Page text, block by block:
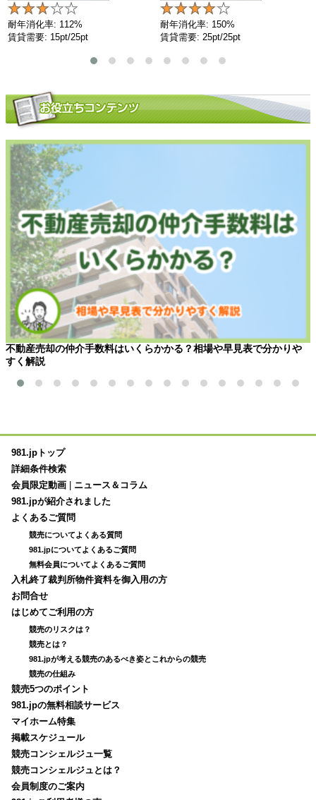
耐年消化率: 112%
賃貸需要: 15pt/25pt
耐年消化率: 150%
賃貸需要: 25pt/25pt
不動産売却の仲介手数料はいくらかかる？相場や早見表で分かりや
すく解説
981.jpトップ
詳細条件検索
会員限定動画
ニュース＆コラム
981.jpが紹介されました
よくあるご質問
競売についてよくある質問
981.jpについてよくあるご質問
無料会員についてよくあるご質問
入札終了裁判所物件資料を御入用の方
お問合せ
はじめてご利用の方
競売のリスクは？
競売とは？
981.jpが考える競売のあるべき姿とこれからの競売
競売の仕組み
競売5つのポイント
981.jpの無料相談サービス
マイホーム特集
掲載スケジュール
競売コンシェルジュ一覧
競売コンシェルジュとは？
会員制度のご案内